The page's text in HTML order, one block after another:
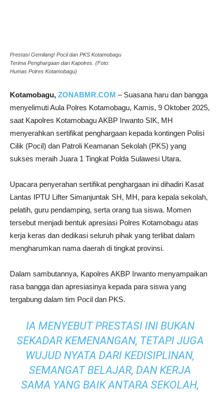
Prestasi Gemilang! Pocil dan PKS Kotamobagu
Terima Penghargaan dari Kapolres. (Foto:
Humas Polres Kotamobagu)
Kotamobagu, ZONABMR.COM – Suasana haru dan bangga
menyelimuti Aula Polres Kotamobagu, Kamis, 9 Oktober 2025,
saat Kapolres Kotamobagu AKBP Irwanto SIK, MH
menyerahkan sertifikat penghargaan kepada kontingen Polisi
Cilik (Pocil) dan Patroli Keamanan Sekolah (PKS) yang
sukses meraih Juara 1 Tingkat Polda Sulawesi Utara.
Upacara penyerahan sertifikat penghargaan ini dihadiri Kasat
Lantas IPTU Lifter Simanjuntak SH, MH, para kepala sekolah,
pelatih, guru pendamping, serta orang tua siswa. Momen
tersebut menjadi bentuk apresiasi Polres Kotamobagu atas
kerja keras dan dedikasi seluruh pihak yang terlibat dalam
mengharumkan nama daerah di tingkat provinsi.
Dalam sambutannya, Kapolres AKBP Irwanto menyampaikan
rasa bangga dan apresiasinya kepada para siswa yang
tergabung dalam tim Pocil dan PKS.
IA MENYEBUT PRESTASI INI BUKAN
SEKADAR KEMENANGAN, TETAPI JUGA
WUJUD NYATA DARI KEDISIPLINAN,
SEMANGAT BELAJAR, DAN KERJA
SAMA YANG BAIK ANTARA SEKOLAH,